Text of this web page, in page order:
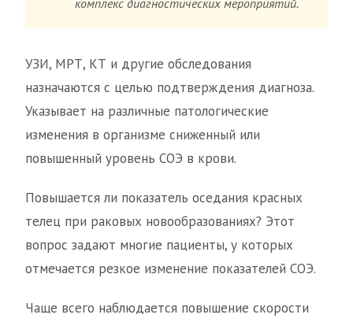
комплекс диагностических мероприятий.
УЗИ, МРТ, КТ и другие обследования
назначаются с целью подтверждения диагноза.
Указывает на различные патологические
изменения в организме сниженный или
повышенный уровень СОЭ в крови.
Повышается ли показатель оседания красных
телец при раковых новообразованиях? Этот
вопрос задают многие пациенты, у которых
отмечается резкое изменение показателей СОЭ.
Чаще всего наблюдается повышение скорости